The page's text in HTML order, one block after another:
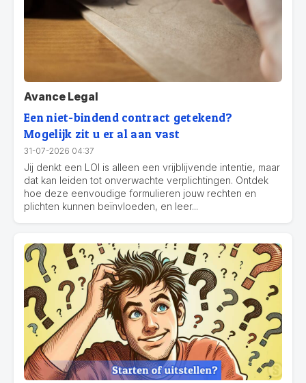
Avance Legal
Een niet-bindend contract getekend?
Mogelijk zit u er al aan vast
31-07-2026 04:37
Jij denkt een LOI is alleen een vrijblijvende intentie, maar
dat kan leiden tot onverwachte verplichtingen. Ontdek
hoe deze eenvoudige formulieren jouw rechten en
plichten kunnen beïnvloeden, en leer...